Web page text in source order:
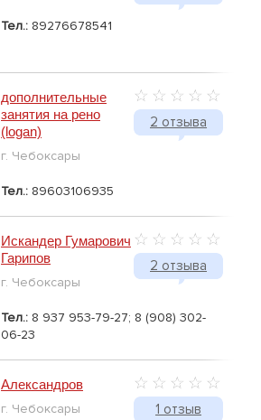
Тел.: 89276678541
2 отзыва
дополнительные
занятия на рено
(logan)
г. Чебоксары
Тел.: 89603106935
2 отзыва
Искандер Гумарович
Гарипов
г. Чебоксары
Тел.: 8 937 953-79-27; 8 (908) 302-
06-23
1 отзыв
Александров
г. Чебоксары